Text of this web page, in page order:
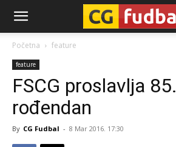
CG-
Fudbal
Početna feature
feature
FSCG proslavlja 85.
rođendan
By CG Fudbal - 8 Mar 2016. 17:30